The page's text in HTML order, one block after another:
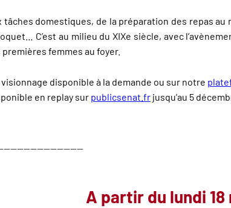
tâches domestiques, de la préparation des repas
C’est au milieu du XIXe siècle, avec
femmes au foyer.
disponible à la demande ou sur notre
en replay sur publicsenat.fr jusqu'au 5
A partir du lundi 18